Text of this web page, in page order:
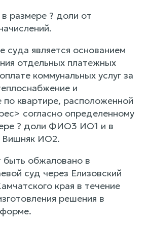
размере ? доли от
суда является основанием
отдельных платежных
коммунальных услуг за
и
квартире, расположенной
согласно определенному
? доли ФИО3 ИО1 и в
Вишняк ИО2.
обжаловано в
суд через Елизовский
края в течение
решения в